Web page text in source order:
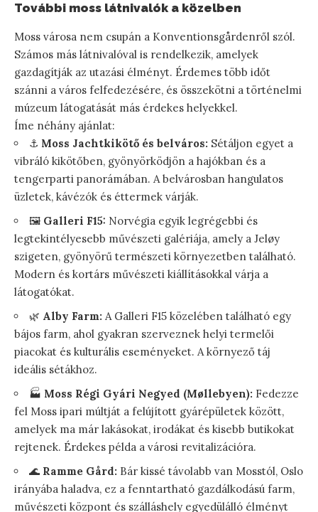
További moss látnivalók a közelben
Moss városa nem csupán a Konventionsgårdenről szól.
Számos más látnivalóval is rendelkezik, amelyek
gazdagítják az utazási élményt. Érdemes több időt
szánni a város felfedezésére, és összekötni a történelmi
múzeum látogatását más érdekes helyekkel.
Íme néhány ajánlat:
⚓ Moss Jachtkikötő és belváros: Sétáljon egyet a
vibráló kikötőben, gyönyörködjön a hajókban és a
tengerparti panorámában. A belvárosban hangulatos
üzletek, kávézók és éttermek várják.
🖼️ Galleri F15: Norvégia egyik legrégebbi és
legtekintélyesebb művészeti galériája, amely a Jeløy
szigeten, gyönyörű természeti környezetben található.
Modern és kortárs művészeti kiállításokkal várja a
látogatókat.
🌿 Alby Farm: A Galleri F15 közelében található egy
bájos farm, ahol gyakran szerveznek helyi termelői
piacokat és kulturális eseményeket. A környező táj
ideális sétákhoz.
🏭 Moss Régi Gyári Negyed (Møllebyen): Fedezze
fel Moss ipari múltját a felújított gyárépületek között,
amelyek ma már lakásokat, irodákat és kisebb butikokat
rejtenek. Érdekes példa a városi revitalizációra.
🌊 Ramme Gård: Bár kissé távolabb van Mosstól, Oslo
irányába haladva, ez a fenntartható gazdálkodású farm,
művészeti központ és szálláshely egyedülálló élményt